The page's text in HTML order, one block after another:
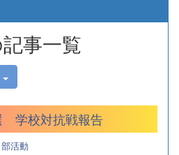
事一覧
学校対抗戦報告
部活動